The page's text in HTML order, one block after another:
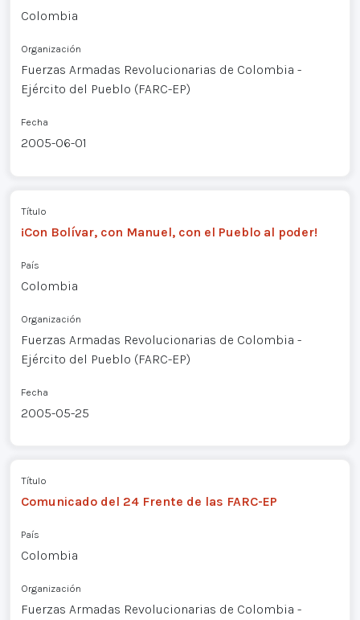
Colombia
Organización
Fuerzas Armadas Revolucionarias de Colombia -
Ejército del Pueblo (FARC-EP)
Fecha
2005-06-01
Título
¡Con Bolívar, con Manuel, con el Pueblo al poder!
País
Colombia
Organización
Fuerzas Armadas Revolucionarias de Colombia -
Ejército del Pueblo (FARC-EP)
Fecha
2005-05-25
Título
Comunicado del 24 Frente de las FARC-EP
País
Colombia
Organización
Fuerzas Armadas Revolucionarias de Colombia -